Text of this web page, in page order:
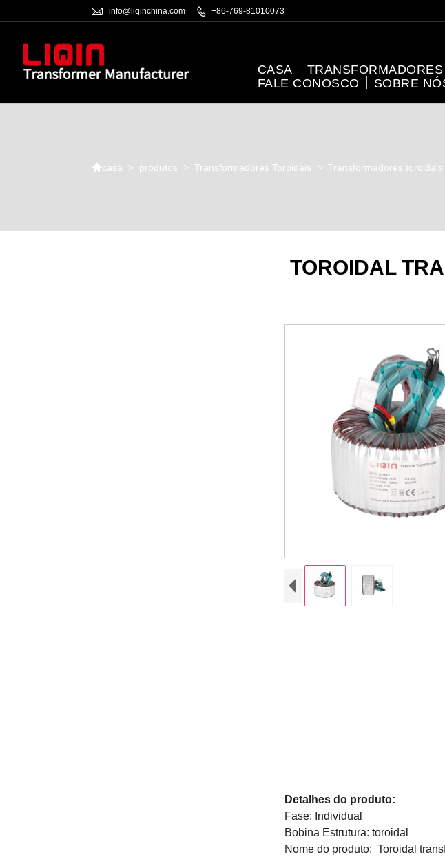
 info@liqinchina.com  +86-769-81010073
CASA
FALE CONOSCO
SOBRE
casa > produtos > Transformadores Toroidais > Transformadores toroidais
TOROIDAL
Detalhes do produto:
Fase: Individual
Bobina Estrutura: toroidal
Nome do produto: Toroidal